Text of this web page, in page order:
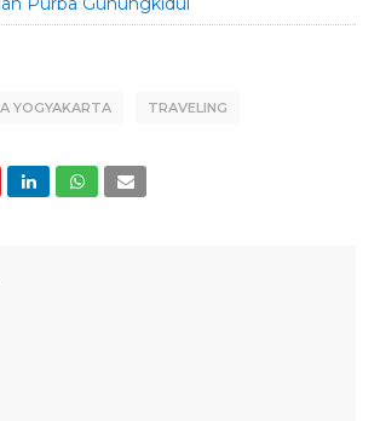
YOGYAKARTA TRAVELING